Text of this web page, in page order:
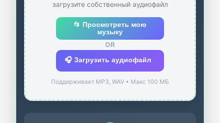
загрузите собственный аудиофайл
📂 Просмотреть мою
музыку
OR
🎧 Загрузить аудиофайл
Поддерживает MP3, WAV • Макс 100 МБ